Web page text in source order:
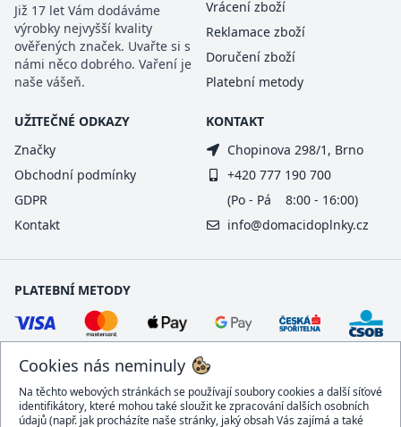
Cookies nás neminuly
Na těchto webových stránkách se používají soubory cookies a další síťové
identifikátory, které mohou také sloužit ke zpracování dalších osobních
údajů (např. jak procházíte naše stránky, jaký obsah Vás zajímá a také
Již 17 let Vám dodáváme
výrobky nejvyšší kvality
ověřených značek. Uvařte si s
námi něco dobrého. Vaření je
naše vášeň.
Vrácení zboží
Reklamace zboží
Doručení zboží
Platební metody
UŽITEČNÉ ODKAZY
Značky
Obchodní podmínky
GDPR
Kontakt
KONTAKT
Chopinova 298/1, Brno
+420 777 190 700
(Po - Pá 8:00 - 16:00)
info@domacidoplnky.cz
PLATEBNÍ METODY